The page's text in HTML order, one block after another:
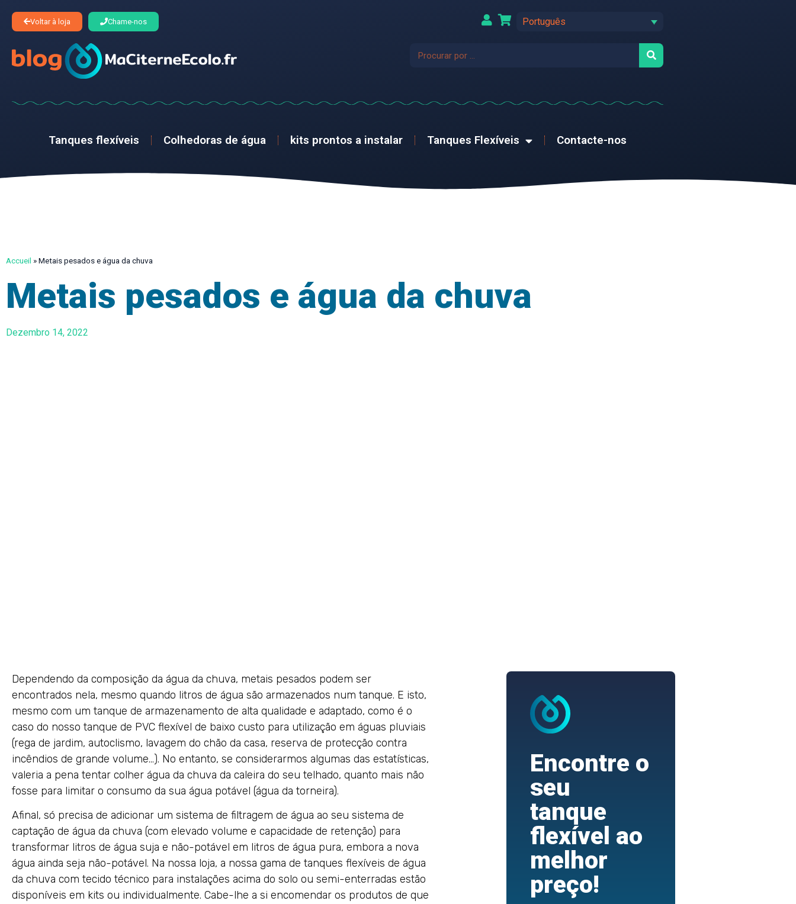
Voltar à loja Chame-nos Português
Tanques flexíveis Colhedoras de água kits prontos a instalar Tanques Flexíveis Contacte-nos
Accueil »Metais pesados e água da chuva
Metais pesados e água da chuva
Dezembro 14, 2022
Dependendo da composição da água da chuva, metais pesados podem ser
encontrados nela, mesmo quando litros de água são armazenados num tanque. E isto,
mesmo com um tanque de armazenamento de alta qualidade e adaptado, como é o
caso do nosso tanque de PVC flexível de baixo custo para utilização em águas pluviais
(rega de jardim, autoclismo, lavagem do chão da casa, reserva de protecção contra
incêndios de grande volume…). No entanto, se considerarmos algumas das estatísticas,
valeria a pena tentar colher água da chuva da caleira do seu telhado, quanto mais não
fosse para limitar o consumo da sua água potável (água da torneira).
Afinal, só precisa de adicionar um sistema de filtragem de água ao seu sistema de
captação de água da chuva (com elevado volume e capacidade de retenção) para
transformar litros de água suja e não-potável em litros de água pura, embora a nova
água ainda seja não-potável. Na nossa loja, a nossa gama de tanques flexíveis de água
da chuva com tecido técnico para instalações acima do solo ou semi-enterradas estão
disponíveis em kits ou individualmente. Cabe-lhe a si encomendar os produtos de que
Encontre o
seu
tanque
flexível ao
melhor
preço!